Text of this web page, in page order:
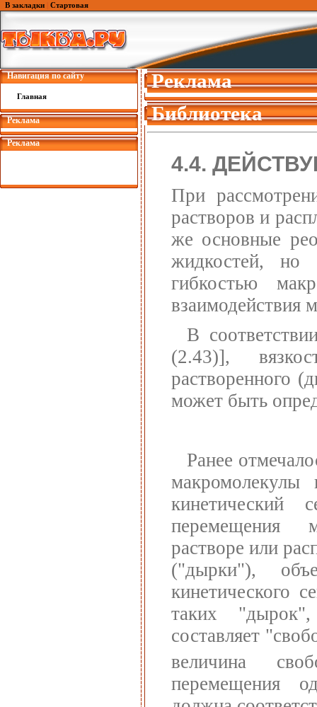
В закладки Стартовая
Навигация по сайту
Главная
Реклама
Реклама
Реклама
Библиотека
4.4.
При
растворов и
же основные
жидкостей, но
гибкостью
взаимодействия
В
(2.43)],
растворенного
может быть
Ранее
макромолекулы
кинетический
перемещения
растворе или
("дырки"),
кинетического
таких
составляет
величина
перемещения